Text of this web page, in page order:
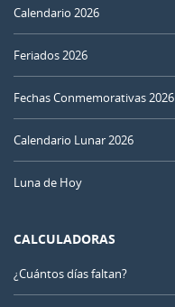
Calendario 2026
Feriados 2026
Fechas Conmemorativas 2026
Calendario Lunar 2026
Luna de Hoy
CALCULADORAS
¿Cuántos días faltan?